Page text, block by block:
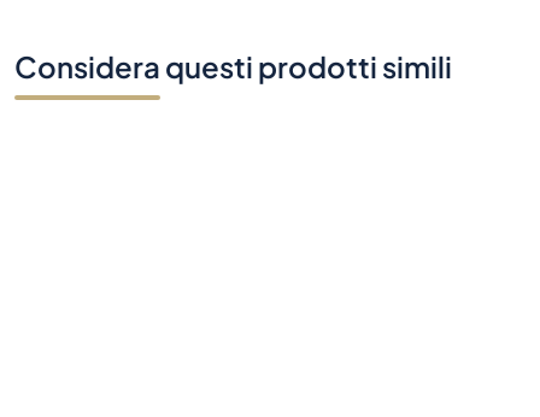
Considera questi prodotti simili